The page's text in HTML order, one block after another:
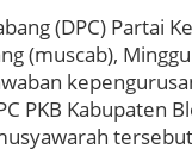
(DPC) Partai
(muscab),
PKB Kabupaten